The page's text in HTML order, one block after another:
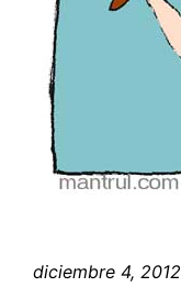
diciembre 4, 2012